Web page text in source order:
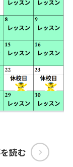
読む